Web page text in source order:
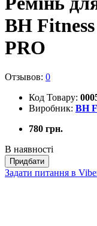
BH
PRO
Отзывов: 0
Код Товару:
Виробник: BH
780 грн.
В наявності
Придбати
Задати питання в